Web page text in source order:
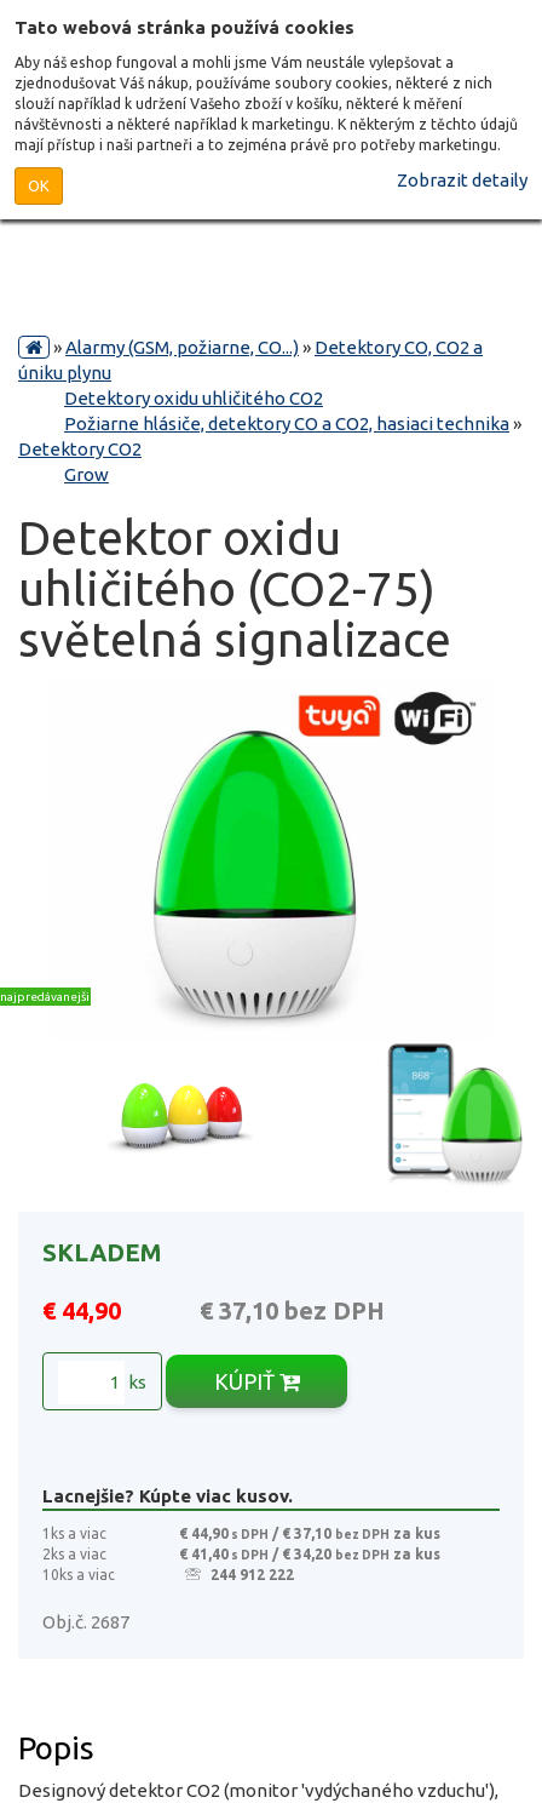
Tato webová stránka používá cookies
Aby náš eshop fungoval a mohli jsme Vám neustále vylepšovat a
zjednodušovat Váš nákup, používáme soubory cookies, některé z nich
slouží například k udržení Vašeho zboží v košíku, některé k měření
návštěvnosti a některé například k marketingu. K některým z těchto údajů
mají přístup i naši partneři a to zejména právě pro potřeby marketingu.
OK Zobrazit detaily
»Alarmy (GSM, požiarne, CO...)» Detektory CO, CO2 a
úniku plynu
Detektory oxidu uhličitého CO2
Požiarne hlásiče, detektory CO a CO2, hasiaci technika»
Detektory CO2
Grow
Detektor oxidu
uhličitého (CO2-75)
světelná signalizace
najpredávanejšie
SKLADEM
€ 44,90 € 37,10 bez DPH
ks KÚPIŤ
Lacnejšie? Kúpte viac kusov.
1ks a viac € 44,90 s DPH / € 37,10 bez DPH za kus
2ks a viac
€ 41,40 s DPH / € 34,20 bez DPH za kus
10ks a viac
244 912 222
Obj.č. 2687
Popis
Designový detektor CO2 (monitor 'vydýchaného vzduchu'),